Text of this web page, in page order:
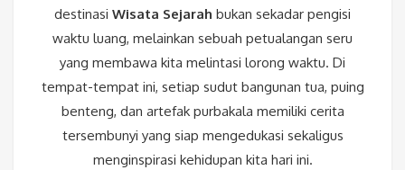
destinasi Wisata Sejarah bukan sekadar pengisi
waktu luang, melainkan sebuah petualangan seru
yang membawa kita melintasi lorong waktu. Di
tempat-tempat ini, setiap sudut bangunan tua, puing
benteng, dan artefak purbakala memiliki cerita
tersembunyi yang siap mengedukasi sekaligus
menginspirasi kehidupan kita hari ini.